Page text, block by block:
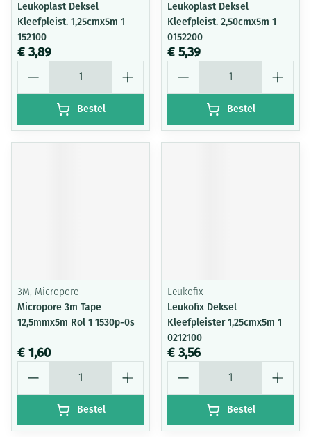
Leukoplast Deksel
Kleefpleist. 1,25cmx5m 1
152100
€ 3,89
Bestel
Leukoplast Deksel
Kleefpleist. 2,50cmx5m 1
0152200
€ 5,39
Bestel
3M, Micropore
Micropore 3m Tape
12,5mmx5m Rol 1 1530p-0s
€ 1,60
Bestel
Leukofix
Leukofix Deksel
Kleefpleister 1,25cmx5m 1
0212100
€ 3,56
Bestel